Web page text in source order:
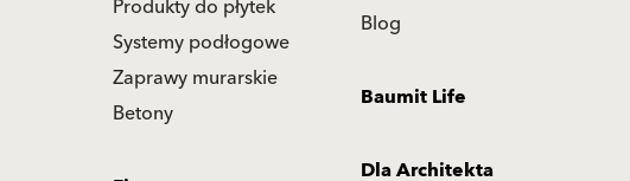
Produkty do płytek
Systemy podłogowe
Zaprawy murarskie
Betony
Blog
Baumit Life
Dla Architekta